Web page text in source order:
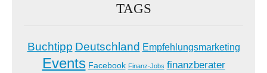
TAGS
Buchtipp Deutschland Empfehlungsmarketing
Events Facebook Finanz-Jobs finanzberater